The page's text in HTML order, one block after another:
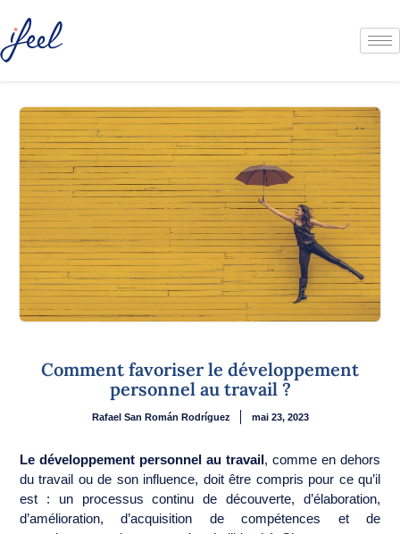
Comment favoriser le développement
personnel au travail ?
Rafael San Román Rodríguez mai 23, 2023
Le développement personnel au travail, comme en dehors
du travail ou de son influence, doit être compris pour ce qu’il
est : un processus continu de découverte, d’élaboration,
d’amélioration, d’acquisition de compétences et de